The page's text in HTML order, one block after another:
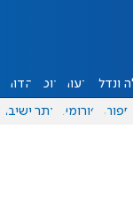
ונדל"ן דעות אוכל יהדות
ספורט פורומים אתר ישיבה